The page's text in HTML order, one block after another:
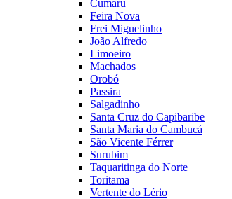
Cumaru
Feira Nova
Frei Miguelinho
João Alfredo
Limoeiro
Machados
Orobó
Passira
Salgadinho
Santa Cruz do Capibaribe
Santa Maria do Cambucá
São Vicente Férrer
Surubim
Taquaritinga do Norte
Toritama
Vertente do Lério